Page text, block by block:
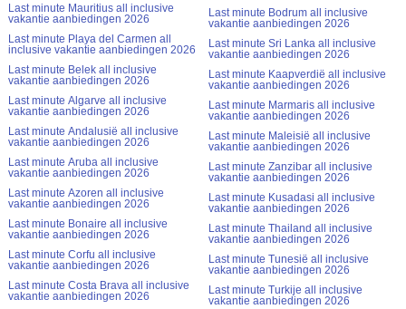
Last minute Mauritius all inclusive
vakantie aanbiedingen 2026
Last minute Playa del Carmen all
inclusive vakantie aanbiedingen 2026
Last minute Belek all inclusive
vakantie aanbiedingen 2026
Last minute Algarve all inclusive
vakantie aanbiedingen 2026
Last minute Andalusië all inclusive
vakantie aanbiedingen 2026
Last minute Aruba all inclusive
vakantie aanbiedingen 2026
Last minute Azoren all inclusive
vakantie aanbiedingen 2026
Last minute Bonaire all inclusive
vakantie aanbiedingen 2026
Last minute Corfu all inclusive
vakantie aanbiedingen 2026
Last minute Costa Brava all inclusive
vakantie aanbiedingen 2026
Last minute Bodrum all inclusive
vakantie aanbiedingen 2026
Last minute Sri Lanka all inclusive
vakantie aanbiedingen 2026
Last minute Kaapverdië all inclusive
vakantie aanbiedingen 2026
Last minute Marmaris all inclusive
vakantie aanbiedingen 2026
Last minute Maleisië all inclusive
vakantie aanbiedingen 2026
Last minute Zanzibar all inclusive
vakantie aanbiedingen 2026
Last minute Kusadasi all inclusive
vakantie aanbiedingen 2026
Last minute Thailand all inclusive
vakantie aanbiedingen 2026
Last minute Tunesië all inclusive
vakantie aanbiedingen 2026
Last minute Turkije all inclusive
vakantie aanbiedingen 2026